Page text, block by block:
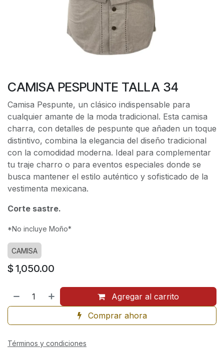
CAMISA PESPUNTE TALLA 34
Camisa Pespunte, un clásico indispensable para
cualquier amante de la moda tradicional. Esta camisa
charra, con detalles de pespunte que añaden un toque
distintivo, combina la elegancia del diseño tradicional
con la comodidad moderna. Ideal para complementar
tu traje charro o para eventos especiales donde se
busca mantener el estilo auténtico y sofisticado de la
vestimenta mexicana.
Corte sastre.
*No incluye Moño*
CAMISA
$ 1,050.00
Agregar al carrito
Comprar ahora
Términos y condiciones